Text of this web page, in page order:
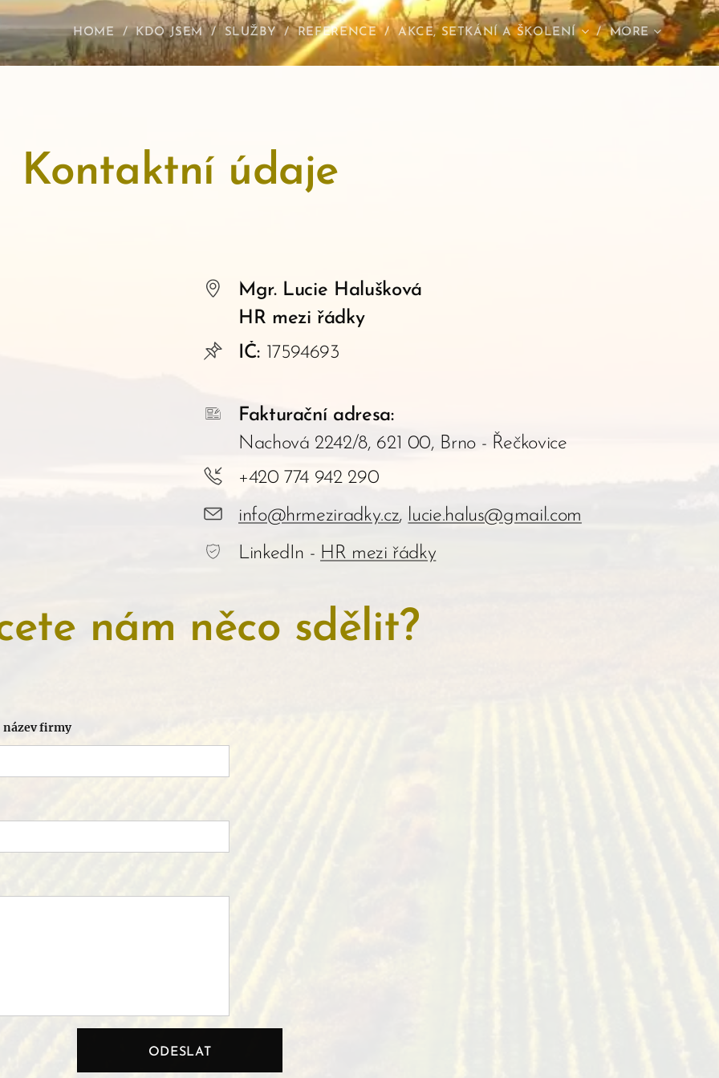
HOME KDO JSEM SLUŽBY REFERENCE AKCE, SETKÁNÍ A ŠKOLENÍ MORE
Kontaktní údaje
Mgr. Lucie Halušková
HR mezi řádky
IČ: 17594693
Fakturační adresa:
Nachová 2242/8, 621 00, Brno - Řečkovice
+420 774 942 290
info@hrmeziradky.cz, lucie.halus@gmail.com
LinkedIn - HR mezi řádky
nám něco sdělit?
název firmy
ODESLAT